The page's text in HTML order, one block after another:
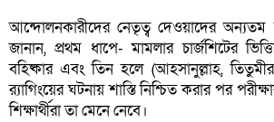
আন্দোলনকারীদের নেতৃত্ব দেওয়াদের অন্যতম
জানান, প্রথম ধাপে- মামলার চার্জশিটের
বহিষ্কার এবং তিন হলে (আহসানুল্লাহ,
র‌্যাগিংয়ের ঘটনায় শাস্তি নিশ্চিত করার পর
শিক্ষার্থীরা তা মেনে নেবে।